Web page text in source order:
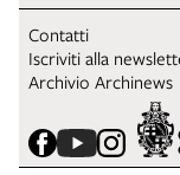
Contatti
Iscriviti alla
Archivio Archinews